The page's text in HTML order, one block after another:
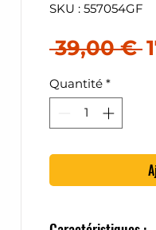
SKU : 557054GF
39,00 €
Quantité *